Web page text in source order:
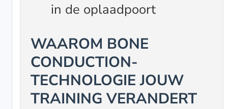
in de oplaadpoort
WAAROM BONE
CONDUCTION-
TECHNOLOGIE JOUW
TRAINING VERANDERT